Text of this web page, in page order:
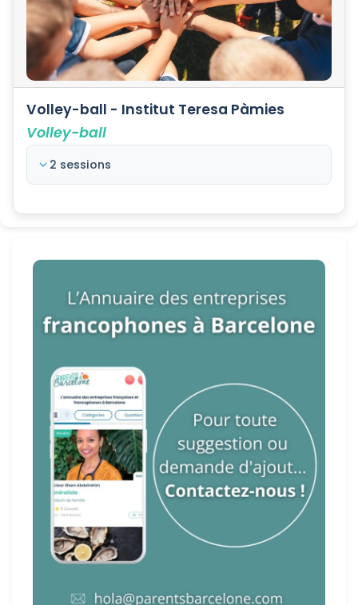
Volley-ball - Institut Teresa Pàmies
Volley-ball
2 sessions